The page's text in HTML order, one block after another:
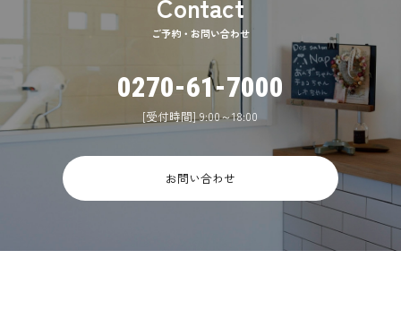
ご予約・お問い合わせ
0270-61-7000
[受付時間] 9:00～18:00
お問い合わせ